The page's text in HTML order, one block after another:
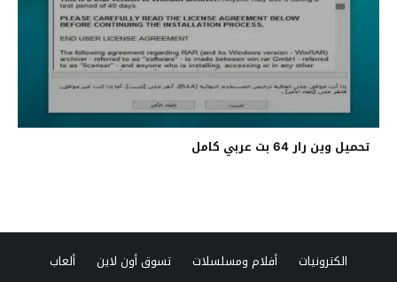
تحميل وين رار 64 بت عربي كامل
الكترونيات أفلام ومسلسلات تسوق أون لاين ألعاب